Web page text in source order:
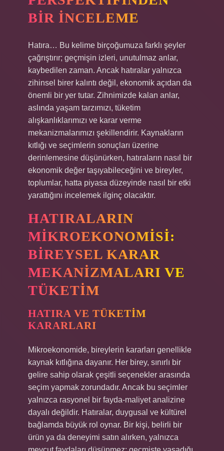
BIR İNCELEME
Hatıra… Bu kelime birçoğumuza farklı şeyler
çağrıştırır; geçmişin izleri, unutulmaz anlar,
kaybedilen zaman. Ancak hatıralar yalnızca
zihinsel birer kalıntı değil, ekonomik açıdan da
önemli bir yer tutar. Zihnimizde kalan anlar,
aslında yaşam tarzımızı, tüketim
alışkanlıklarımızı ve karar verme
mekanizmalarımızı şekillendirir. Kaynakların
kıtlığı ve seçimlerin sonuçları üzerine
derinlemesine düşünürken, hatıraların nasıl bir
ekonomik değer taşıyabileceğini ve bireyler,
toplumlar, hatta piyasa düzeyinde nasıl bir etki
yarattığını incelemek ilginç olacaktır.
HATIRALARIN
MIKROEKONOMISI:
BIREYSEL KARAR
MEKANIZMALARI VE
TÜKETIM
HATIRA VE TÜKETIM
KARARLARI
Mikroekonomide, bireylerin kararları genellikle
kaynak kıtlığına dayanır. Her birey, sınırlı bir
gelire sahip olarak çeşitli seçenekler arasında
seçim yapmak zorundadır. Ancak bu seçimler
yalnızca rasyonel bir fayda-maliyet analizine
dayalı değildir. Hatıralar, duygusal ve kültürel
bağlamda büyük rol oynar. Bir kişi, belirli bir
ürün ya da deneyimi satın alırken, yalnızca